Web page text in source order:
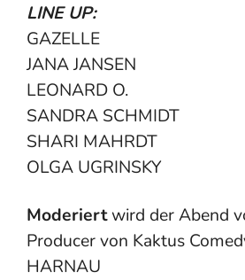
LINE UP:
GAZELLE
JANA JANSEN
LEONARD O.
SANDRA SCHMIDT
SHARI MAHRDT
OLGA UGRINSKY
Moderiertwird der Abend
Producer von Kaktus
HARNAU